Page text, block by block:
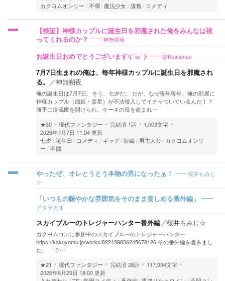
カクヨムオンリー 不憫 魔法少女 謀叛 コメディ
【検証】神様カップルに誕生日を邪魔された俺をみんなは祝
ってくれるのか？
神無朔夜
お誕生日おめでとうございます\( ´ω` )/ @Koalaman
7月7日生まれの俺は、毎年神様カップルに誕生日を邪魔され
る。 ／神無朔夜
俺の誕生日は7月7日。そう、七夕だ。 だが、なぜ毎年毎年、俺の部屋に
神様カップル（織姫・彦星）が不法侵入してイチャついているんだ！？
勝手に冷蔵庫を開けられ、ケーキの苺を盗まれ…
★30
現代ファンタジー 完結済 1話
1,003文字
2026年7月7日 11:04 更新
七夕 誕生日 コメディ ギャグ 短編 男主人公 カクヨムオンリ
ー
不憫
やったぜ、オレとうとう本物の男になったぁ！
桜井もみじ
☆
「いつもの賑やかな雰囲気をそのまま楽しめる番外編」
アタヲカオ
スカイブルーのトレジャーハンター番外編／桜井もみじ☆
カクヨムコンに参加中のスカイブルーのトレジャーハンター
https://kakuyomu.jp/works/822139836245678126 その番外編を書きまし
た。 「０…
★21
現代ファンタジー 完結済28話
117,934文字
2026年6月29日 18:00 更新